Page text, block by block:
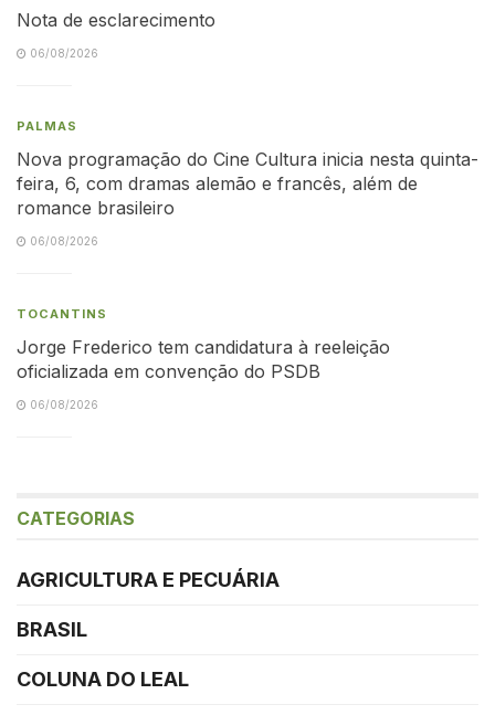
Nota de esclarecimento
06/08/2026
PALMAS
Nova programação do Cine Cultura inicia nesta quinta-
feira, 6, com dramas alemão e francês, além de
romance brasileiro
06/08/2026
TOCANTINS
Jorge Frederico tem candidatura à reeleição
oficializada em convenção do PSDB
06/08/2026
CATEGORIAS
AGRICULTURA E PECUÁRIA
BRASIL
COLUNA DO LEAL